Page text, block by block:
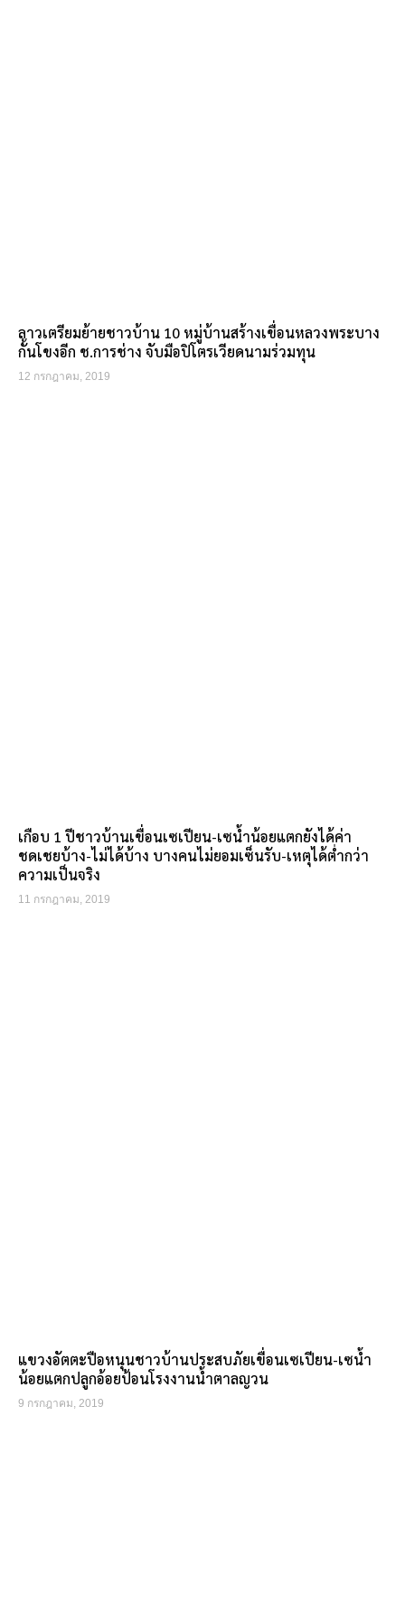
ลาวเตรียมย้ายชาวบ้าน 10 หมู่บ้านสร้างเขื่อนหลวงพระบาง
กั้นโขงอีก ช.การช่าง จับมือปิโตรเวียดนามร่วมทุน
12 กรกฎาคม, 2019
เกือบ 1 ปีชาวบ้านเขื่อนเซเปียน-เซน้ำน้อยแตกยังได้ค่า
ชดเชยบ้าง-ไม่ได้บ้าง บางคนไม่ยอมเซ็นรับ-เหตุได้ต่ำกว่า
ความเป็นจริง
11 กรกฎาคม, 2019
แขวงอัตตะปือหนุนชาวบ้านประสบภัยเขื่อนเซเปียน-เซน้ำ
น้อยแตกปลูกอ้อยป้อนโรงงานน้ำตาลญวน
9 กรกฎาคม, 2019